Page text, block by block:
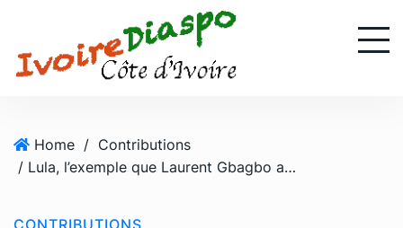
Home / Contributions
/ Lula, l’exemple que Laurent Gbagbo aurait dû suivre
CONTRIBUTIONS